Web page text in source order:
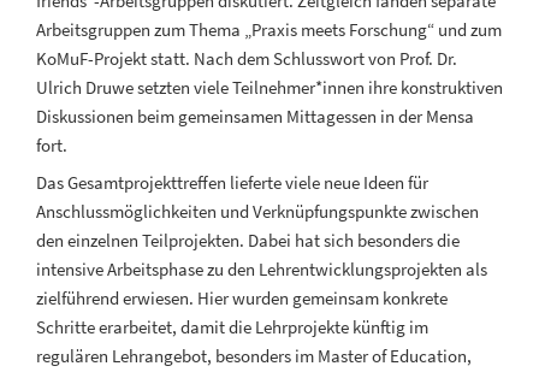
Arbeitsgruppen zum Thema „Praxis meets Forschung“ und zum
KoMuF-Projekt statt. Nach dem Schlusswort von Prof. Dr.
Ulrich Druwe setzten viele Teilnehmer*innen ihre konstruktiven
Diskussionen beim gemeinsamen Mittagessen in der Mensa
fort.
Das Gesamtprojekttreffen lieferte viele neue Ideen für
Anschlussmöglichkeiten und Verknüpfungspunkte zwischen
den einzelnen Teilprojekten. Dabei hat sich besonders die
intensive Arbeitsphase zu den Lehrentwicklungsprojekten als
zielführend erwiesen. Hier wurden gemeinsam konkrete
Schritte erarbeitet, damit die Lehrprojekte künftig im
regulären Lehrangebot, besonders im Master of Education,